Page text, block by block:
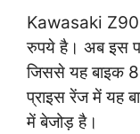
Kawasaki
रुपये है। अब इस
जिससे यह बाइक
प्राइस रेंज में यह
में बेजोड़ है।